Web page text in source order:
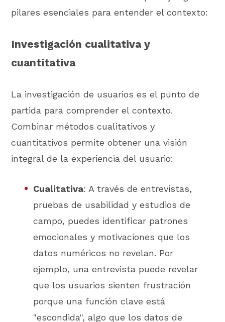
pilares esenciales para entender el contexto:
Investigación cualitativa y
cuantitativa
La investigación de usuarios es el punto de
partida para comprender el contexto.
Combinar métodos cualitativos y
cuantitativos permite obtener una visión
integral de la experiencia del usuario:
Cualitativa: A través de entrevistas,
pruebas de usabilidad y estudios de
campo, puedes identificar patrones
emocionales y motivaciones que los
datos numéricos no revelan. Por
ejemplo, una entrevista puede revelar
que los usuarios sienten frustración
porque una función clave está
"escondida", algo que los datos de